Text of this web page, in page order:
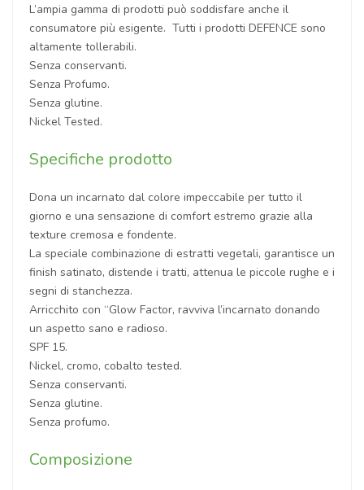
L’ampia gamma di prodotti può soddisfare anche il
consumatore più esigente. Tutti i prodotti DEFENCE sono
altamente tollerabili.
Senza conservanti.
Senza Profumo.
Senza glutine.
Nickel Tested.
Specifiche prodotto
Dona un incarnato dal colore impeccabile per tutto il
giorno e una sensazione di comfort estremo grazie alla
texture cremosa e fondente.
La speciale combinazione di estratti vegetali, garantisce un
finish satinato, distende i tratti, attenua le piccole rughe e i
segni di stanchezza.
Arricchito con “Glow Factor, ravviva l’incarnato donando
un aspetto sano e radioso.
SPF 15.
Nickel, cromo, cobalto tested.
Senza conservanti.
Senza glutine.
Senza profumo.
Composizione